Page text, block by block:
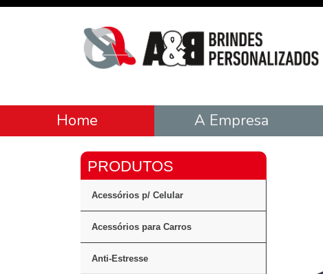
Home A Empresa
Acessórios p/ Celular
Acessórios para Carros
Anti-Estresse